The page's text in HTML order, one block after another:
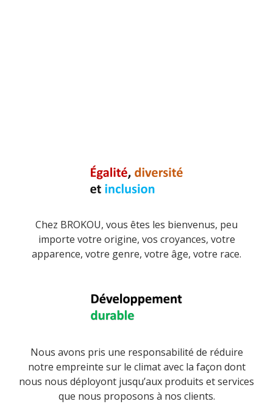
Chez BROKOU, vous êtes les bienvenus, peu
importe votre origine, vos croyances, votre
apparence, votre genre, votre âge, votre race.
Nous avons pris une responsabilité de réduire
notre empreinte sur le climat avec la façon dont
nous nous déployont jusqu’aux produits et services
que nous proposons à nos clients.